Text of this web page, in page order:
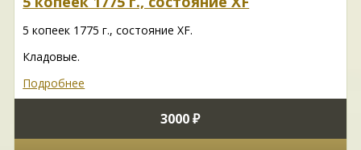
5 копеек 1775 г., состояние XF.
Кладовые.
Подробнее
3000 ₽